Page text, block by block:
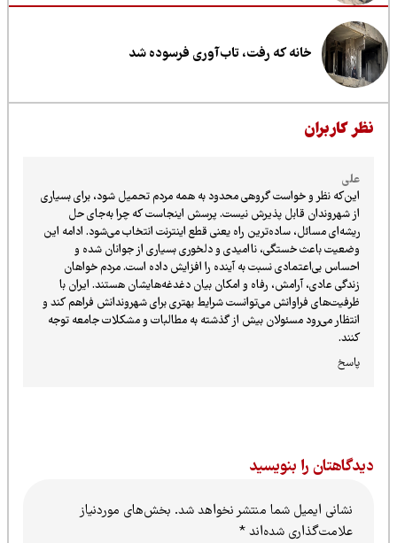
خانه که رفت، تاب‌آوری فرسوده شد
کاربران
این‌که نظر و خواست گروهی محدود به همه مردم تحمیل شود، برای بسیاری
از شهروندان قابل پذیرش نیست. پرسش اینجاست که چرا به‌جای حل
ریشه‌ای مسائل، ساده‌ترین راه یعنی قطع اینترنت انتخاب می‌شود. ادامه این
وضعیت باعث خستگی، ناامیدی و دلخوری بسیاری از جوانان شده و
احساس بی‌اعتمادی نسبت به آینده را افزایش داده است. مردم خواهان
زندگی عادی، آرامش، رفاه و امکان بیان دغدغه‌هایشان هستند. ایران با
ظرفیت‌های فراوانش می‌توانست شرایط بهتری برای شهروندانش فراهم کند و
انتظار می‌رود مسئولان بیش از گذشته به مطالبات و مشکلات جامعه توجه
را بنویسید
نشانی ایمیل شما منتشر نخواهد شد.بخش‌های موردنیاز
علامت‌گذاری شده‌اند*